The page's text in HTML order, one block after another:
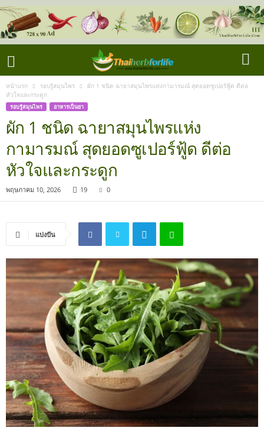
หน้าแรก รอบรู้สมุนไพร
ผัก 1 ชนิด ฉายาสมุนไพรแห่งกามารมณ์ สุดยอดซูเปอร์ฟู้ด ดีต่อ
หัวใจและกระดูก
รอบรู้สมุนไพร อาหารเป็นยา
ผัก 1 ชนิด ฉายาสมุนไพรแห่ง
กามารมณ์ สุดยอดซูเปอร์ฟู้ด ดีต่อ
หัวใจและกระดูก
พฤษภาคม 10, 2026 19 0
แบ่งปัน